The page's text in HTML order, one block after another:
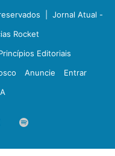
| Jornal Atual -
Rocket
Editoriais
Anuncie
Entrar
Spotify